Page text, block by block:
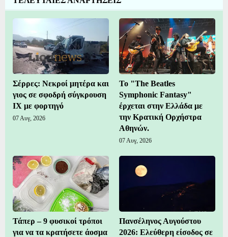
Σέρρες: Νεκροί μητέρα και
γιος σε σφοδρή σύγκρουση
ΙΧ με φορτηγό
07 Αυγ, 2026
Το "The Beatles
Symphonic Fantasy"
έρχεται στην Ελλάδα με
την Κρατική Ορχήστρα
Αθηνών.
07 Αυγ, 2026
Τάπερ – 9 φυσικοί τρόποι
για να τα κρατήσετε άοσμα
Πανσέληνος Αυγούστου
2026: Ελεύθερη είσοδος σε